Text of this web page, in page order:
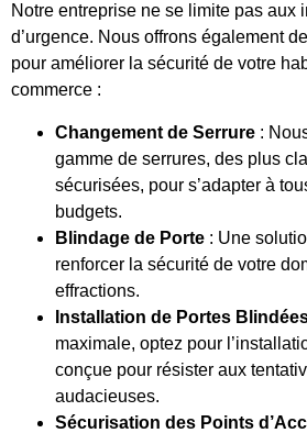
Notre entreprise ne se limite pas aux
d’urgence. Nous offrons également
pour améliorer la sécurité de votre
commerce :
Changement de Serrure :
gamme de serrures, des plus
sécurisées, pour s’adapter à
budgets.
Blindage de Porte : Une
renforcer la sécurité de votre
effractions.
Installation de Portes
maximale, optez pour
conçue pour résister aux
audacieuses.
Sécurisation des Points